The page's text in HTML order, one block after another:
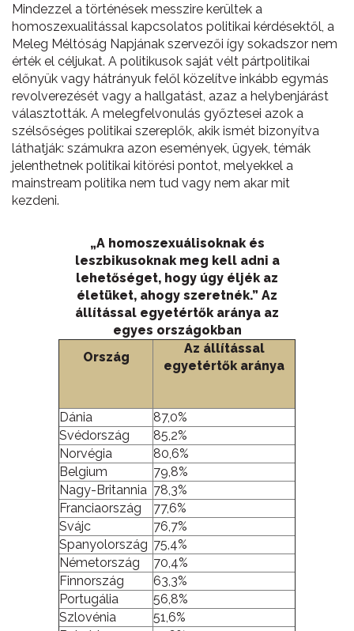
Mindezzel a történések messzire kerültek a
homoszexualitással kapcsolatos politikai kérdésektől, a
Meleg Méltóság Napjának szervezői így sokadszor nem
érték el céljukat. A politikusok saját vélt pártpolitikai
előnyük vagy hátrányuk felől közelítve inkább egymás
revolverezését vagy a hallgatást, azaz a helybenjárást
választották. A melegfelvonulás győztesei azok a
szélsőséges politikai szereplők, akik ismét bizonyítva
láthatják: számukra azon események, ügyek, témák
jelenthetnek politikai kitörési pontot, melyekkel a
mainstream politika nem tud vagy nem akar mit
kezdeni.
„A homoszexuálisoknak és
leszbikusoknak meg kell adni a
lehetőséget, hogy úgy éljék az
életüket, ahogy szeretnék.” Az
állítással egyetértők aránya az
egyes országokban
Ország
Az állítással
egyetértők aránya
Dánia
87,0%
Svédország
85,2%
Norvégia
80,6%
Belgium
79,8%
Nagy-Britannia 78,3%
Franciaország
77,6%
Svájc
76,7%
Spanyolország 75,4%
Németország
70,4%
Finnország
63,3%
Portugália
56,8%
Szlovénia
51,6%